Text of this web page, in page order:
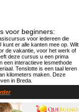
voor beginners:
voor iedereen die
kunt er alle kanten mee op. Wilt
de vakantie, voor het werk of
deze cursus u een prima
een interactieve lesmethode
Tenslotte is een taal leren
kilometers maken. Deze
in Breda.